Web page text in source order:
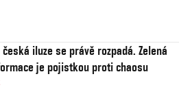
iluze se právě rozpadá. Zelená
je pojistkou proti chaosu